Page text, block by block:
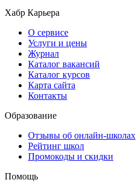
Хабр Карьера
О сервисе
Услуги и цены
Журнал
Каталог вакансий
Каталог курсов
Карта сайта
Контакты
Образование
Отзывы об онлайн-школах
Рейтинг школ
Промокоды и скидки
Помощь